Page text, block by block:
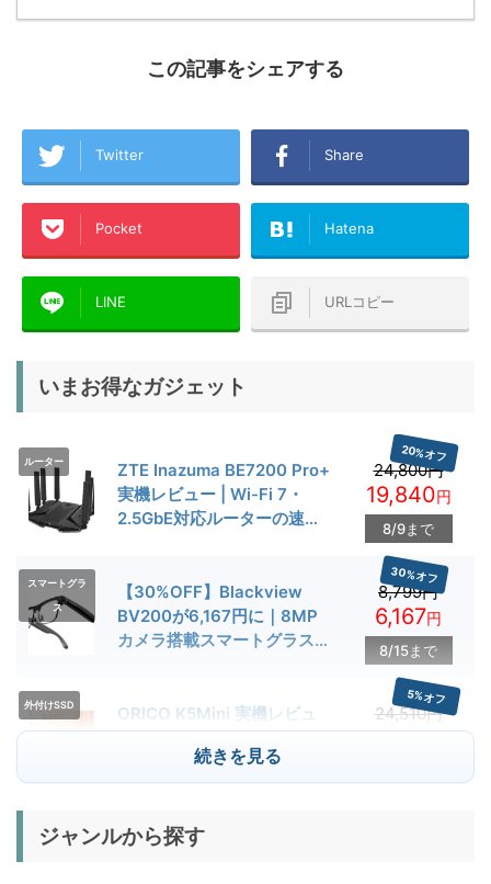
この記事をシェアする
Twitter Share
Pocket Hatena
LINE URLコピー
いまお得なガジェット
ルーター
ZTE Inazuma BE7200 Pro+
実機レビュー | Wi-Fi 7・
2.5GbE対応ルーターの速度
24,800円
20%オフ
19,840円
8/9まで
スマートグラ
ス
【30%OFF】Blackview
BV200が6,167円に｜8MP
カメラ搭載スマートグラス用
8,799円
30%オフ
6,167円
8/15まで
外付けSSD
ORICO K5Mini 実機レビュ
ー | スマホの容量不足対策に
便利な小型外付けSSD
24,510円
5%オフ
23,284
キャンプライ
BougeRV T1 キャンプライ
続きを見る
ジャンルから探す